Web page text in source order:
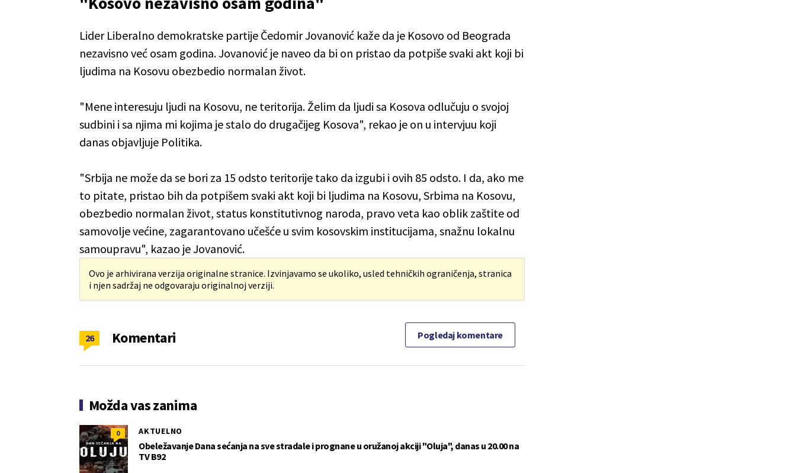
Lider Liberalno demokratske partije Čedomir Jovanović kaže da je Kosovo od Beograda
nezavisno već osam godina. Jovanović je naveo da bi on pristao da potpiše svaki akt koji bi
ljudima na Kosovu obezbedio normalan život.
"Mene interesuju ljudi na Kosovu, ne teritorija. Želim da ljudi sa Kosova odlučuju o svojoj
sudbini i sa njima mi kojima je stalo do drugačijeg Kosova", rekao je on u intervjuu koji
danas objavljuje Politika.
"Srbija ne može da se bori za 15 odsto teritorije tako da izgubi i ovih 85 odsto. I da, ako me
to pitate, pristao bih da potpišem svaki akt koji bi ljudima na Kosovu, Srbima na Kosovu,
obezbedio normalan život, status konstitutivnog naroda, pravo veta kao oblik zaštite od
samovolje većine, zagarantovano učešće u svim kosovskim institucijama, snažnu lokalnu
samoupravu", kazao je Jovanović.
Ovo je arhivirana verzija originalne stranice. Izvinjavamo se ukoliko, usled tehničkih ograničenja, stranica
i njen sadržaj ne odgovaraju originalnoj verziji.
Komentari
26 Pogledaj komentare
Možda vas zanima
0 AKTUELNO
Obeležavanje Dana sećanja na sve stradale i prognane u oružanoj akciji "Oluja", danas u 20.00 na
TV B92